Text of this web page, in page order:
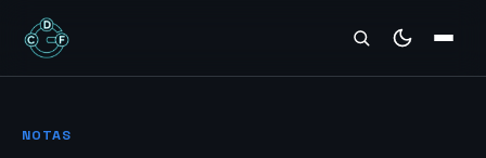
REVIEWS
NOTAS